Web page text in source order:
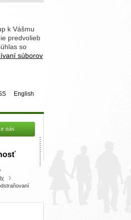
k Vášmu
predvolieb
so
súborov
English
nás